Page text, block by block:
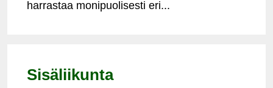
harrastaa monipuolisesti eri...
Sisäliikunta